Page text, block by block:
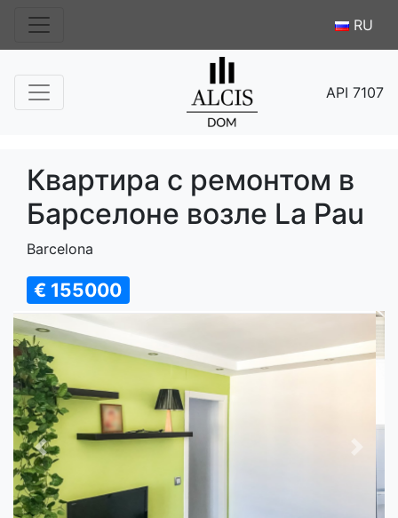
RU
API 7107
Квартира c ремонтом в
Барселоне возле La Pau
Barcelona
€ 155000
Previous